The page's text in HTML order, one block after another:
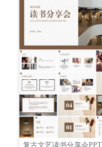
复古文艺读书分享会PPT